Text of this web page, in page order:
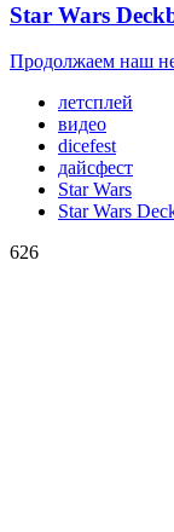
Star Wars
Продолжаем наш
летсплей
видео
dicefest
дайсфест
Star Wars
Star Wars
626